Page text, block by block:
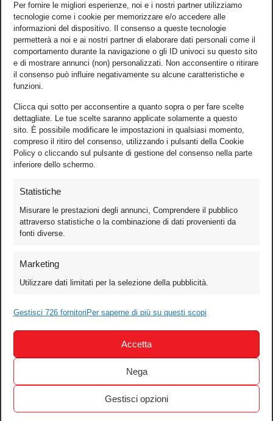
Per fornire le migliori esperienze, noi e i nostri partner utilizziamo
tecnologie come i cookie per memorizzare e/o accedere alle
informazioni del dispositivo. Il consenso a queste tecnologie
permetterà a noi e ai nostri partner di elaborare dati personali come il
comportamento durante la navigazione o gli ID univoci su questo sito
e di mostrare annunci (non) personalizzati. Non acconsentire o ritirare
il consenso può influire negativamente su alcune caratteristiche e
funzioni.
Clicca qui sotto per acconsentire a quanto sopra o per fare scelte
dettagliate. Le tue scelte saranno applicate solamente a questo
sito. È possibile modificare le impostazioni in qualsiasi momento,
compreso il ritiro del consenso, utilizzando i pulsanti della Cookie
Policy o cliccando sul pulsante di gestione del consenso nella parte
inferiore dello schermo.
Statistiche
Misurare le prestazioni degli annunci, Comprendere il pubblico
attraverso statistiche o la combinazione di dati provenienti da
fonti diverse.
Marketing
Utilizzare dati limitati per la selezione della pubblicità.
Gestisci 726 fornitori Per saperne di più su questi scopi
Accetta
Nega
Gestisci opzioni
Games
Test
Audio